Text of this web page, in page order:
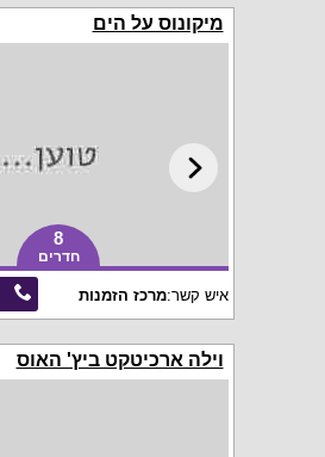
מיקונוס על הים
8
חדרים
איש קשר:מרכז הזמנות
וילה ארכיטקט ביץ' האוס